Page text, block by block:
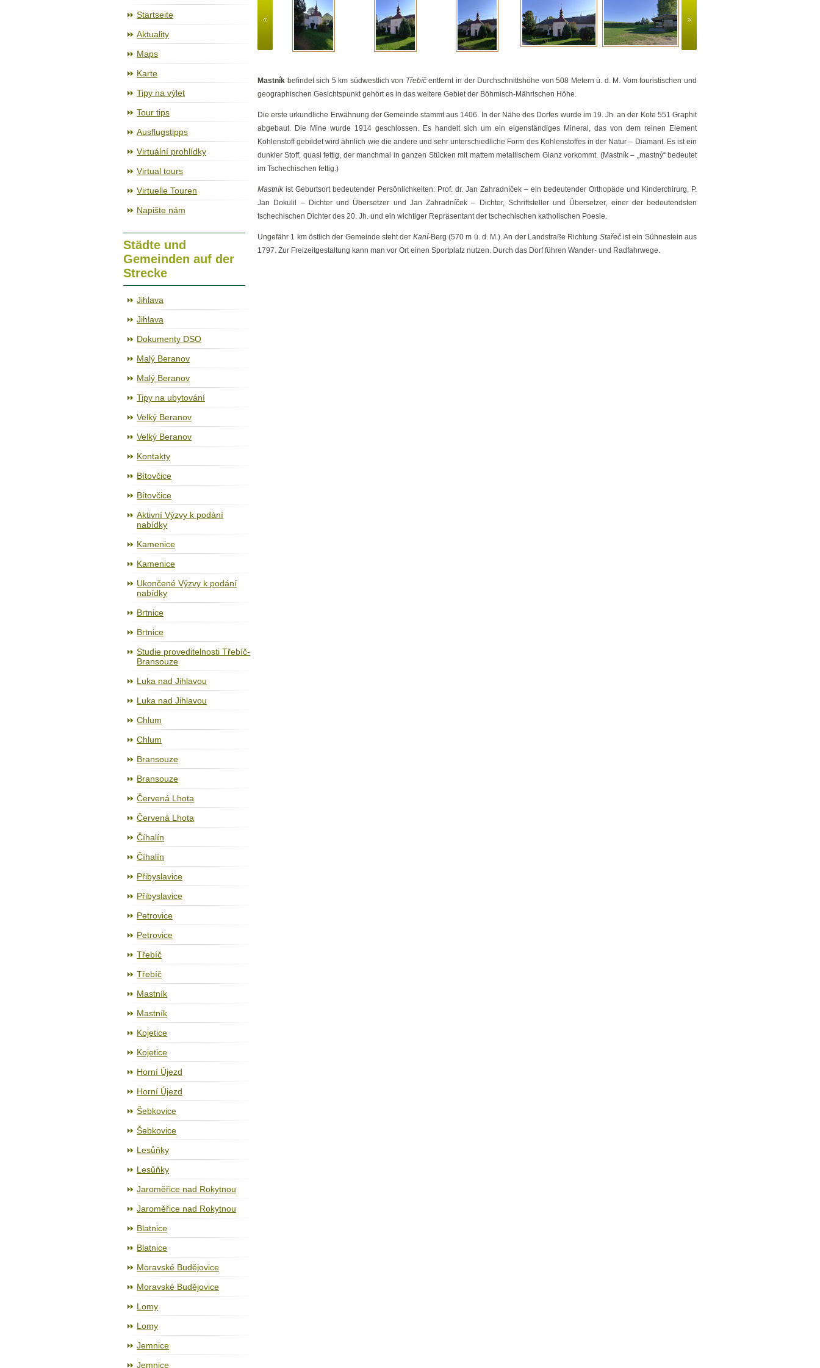
Startseite
Aktuality
Maps
Karte
Tipy na výlet
Tour tips
Ausflugstipps
Virtuální prohlídky
Virtual tours
Virtuelle Touren
Napište nám
Städte und
Gemeinden auf der
Strecke
Jihlava
Jihlava
Dokumenty DSO
Malý Beranov
Malý Beranov
Tipy na ubytování
Velký Beranov
Velký Beranov
Kontakty
Bítovčice
Bítovčice
Aktivní Výzvy k podání
nabídky
Kamenice
Kamenice
Ukončené Výzvy k podání
nabídky
Brtnice
Brtnice
Studie proveditelnosti Třebíč-
Bransouze
Luka nad Jihlavou
Luka nad Jihlavou
Chlum
Chlum
Bransouze
Bransouze
Červená Lhota
Červená Lhota
Číhalín
Číhalín
Přibyslavice
Přibyslavice
Petrovice
Petrovice
Třebíč
Třebíč
Mastník
Mastník
Kojetice
Kojetice
Horní Újezd
Horní Újezd
Šebkovice
Šebkovice
Lesůňky
Lesůňky
Jaroměřice nad Rokytnou
Jaroměřice nad Rokytnou
Blatnice
Blatnice
Moravské Budějovice
Moravské Budějovice
Lomy
Lomy
Jemnice
Jemnice
Mastník befindet sich 5 km südwestlich von Třebíčentfernt in der Durchschnittshöhe von 508 Metern ü. d. M. Vom touristischen und
geographischen Gesichtspunkt gehört es in das weitere Gebiet der Böhmisch-Mährischen Höhe.
Die erste urkundliche Erwähnung der Gemeinde stammt aus 1406. In der Nähe des Dorfes wurde im 19. Jh. an der Kote 551 Graphit
abgebaut. Die Mine wurde 1914 geschlossen. Es handelt sich um ein eigenständiges Mineral, das von dem reinen Element
Kohlenstoff gebildet wird ähnlich wie die andere und sehr unterschiedliche Form des Kohlenstoffes in der Natur – Diamant. Es ist ein
dunkler Stoff, quasi fettig, der manchmal in ganzen Stücken mit mattem metallischem Glanz vorkommt. (Mastník – „mastný“ bedeutet
im Tschechischen fettig.)
Mastníkist Geburtsort bedeutender Persönlichkeiten: Prof. dr. Jan Zahradníček – ein bedeutender Orthopäde und Kinderchirurg, P.
Jan Dokulil – Dichter und Übersetzer und Jan Zahradníček – Dichter, Schriftsteller und Übersetzer, einer der bedeutendsten
tschechischen Dichter des 20. Jh. und ein wichtiger Repräsentant der tschechischen katholischen Poesie.
Ungefähr 1 km östlich der Gemeinde steht der Kaní-Berg (570 m ü. d. M.). An der Landstraße Richtung Stařečist ein Sühnestein aus
1797. Zur Freizeitgestaltung kann man vor Ort einen Sportplatz nutzen. Durch das Dorf führen Wander- und Radfahrwege.